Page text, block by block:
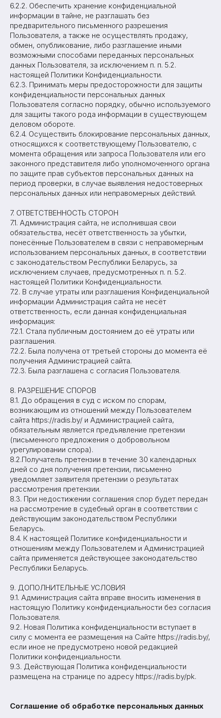
6.2.2. Обеспечить хранение конфиденциальной
информации в тайне, не разглашать без
предварительного письменного разрешения
Пользователя, а также не осуществлять продажу,
обмен, опубликование, либо разглашение иными
возможными способами переданных персональных
данных Пользователя, за исключением п. п. 5.2.
настоящей Политики Конфиденциальности.
6.2.3. Принимать меры предосторожности для защиты
конфиденциальности персональных данных
Пользователя согласно порядку, обычно используемого
для защиты такого рода информации в существующем
деловом обороте.
6.2.4. Осуществить блокирование персональных данных,
относящихся к соответствующему Пользователю, с
момента обращения или запроса Пользователя или его
законного представителя либо уполномоченного органа
по защите прав субъектов персональных данных на
период проверки, в случае выявления недостоверных
персональных данных или неправомерных действий.
7. ОТВЕТСТВЕННОСТЬ СТОРОН
7.1. Администрация сайта, не исполнившая свои
обязательства, несёт ответственность за убытки,
понесённые Пользователем в связи с неправомерным
использованием персональных данных, в соответствии
с законодательством Республики Беларусь, за
исключением случаев, предусмотренных п. п. 5.2.
настоящей Политики Конфиденциальности.
7.2. В случае утраты или разглашения Конфиденциальной
информации Администрация сайта не несёт
ответственность, если данная конфиденциальная
информация:
7.2.1. Стала публичным достоянием до её утраты или
разглашения.
7.2.2. Была получена от третьей стороны до момента её
получения Администрацией сайта.
7.2.3. Была разглашена с согласия Пользователя.
8. РАЗРЕШЕНИЕ СПОРОВ
8.1. До обращения в суд с иском по спорам,
возникающим из отношений между Пользователем
сайта https://radis.by/ и Администрацией сайта,
обязательным является предъявление претензии
(письменного предложения о добровольном
урегулировании спора).
8.2.Получатель претензии в течение 30 календарных
дней со дня получения претензии, письменно
уведомляет заявителя претензии о результатах
рассмотрения претензии.
8.3. При недостижении соглашения спор будет передан
на рассмотрение в судебный орган в соответствии с
действующим законодательством Республики
Беларусь.
8.4. К настоящей Политике конфиденциальности и
отношениям между Пользователем и Администрацией
сайта применяется действующее законодательство
Республики Беларусь.
9. ДОПОЛНИТЕЛЬНЫЕ УСЛОВИЯ
9.1. Администрация сайта вправе вносить изменения в
настоящую Политику конфиденциальности без согласия
Пользователя.
9.2. Новая Политика конфиденциальности вступает в
силу с момента ее размещения на Сайте https://radis.by/,
если иное не предусмотрено новой редакцией
Политики конфиденциальности.
9.3. Действующая Политика конфиденциальности
размещена на странице по адресу https://radis.by/pk.
Соглашение об обработке персональных данных